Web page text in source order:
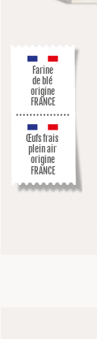
Farine
de blé
origine
FRANCE
Œufs frais
plein air
origine
FRANCE